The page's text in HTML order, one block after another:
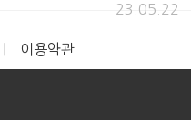
23.05.22
이용약관